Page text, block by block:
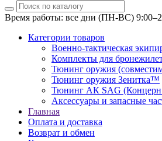
Время работы: все дни (ПН-ВС)
Категории товаров
Военно-тактическая
Комплекты для
Тюнинг оружия
Тюнинг оружия Зенитка™
Тюнинг АК SAG
Аксессуары и запасные
Главная
Оплата и доставка
Возврат и обмен